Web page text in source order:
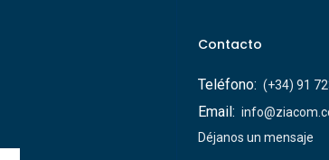
Contacto
Teléfono: (+34) 91
Email:
Déjanos un mensaje